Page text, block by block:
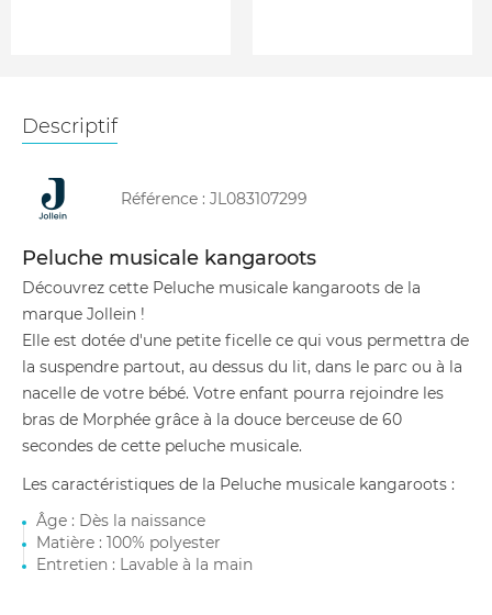
Descriptif
Référence : JL083107299
Peluche musicale kangaroots
Découvrez cette Peluche musicale kangaroots de la
marque Jollein !
Elle est dotée d'une petite ficelle ce qui vous permettra de
la suspendre partout, au dessus du lit, dans le parc ou à la
nacelle de votre bébé. Votre enfant pourra rejoindre les
bras de Morphée grâce à la douce berceuse de 60
secondes de cette peluche musicale.
Les caractéristiques de la Peluche musicale kangaroots :
Âge : Dès la naissance
Matière : 100% polyester
Entretien : Lavable à la main